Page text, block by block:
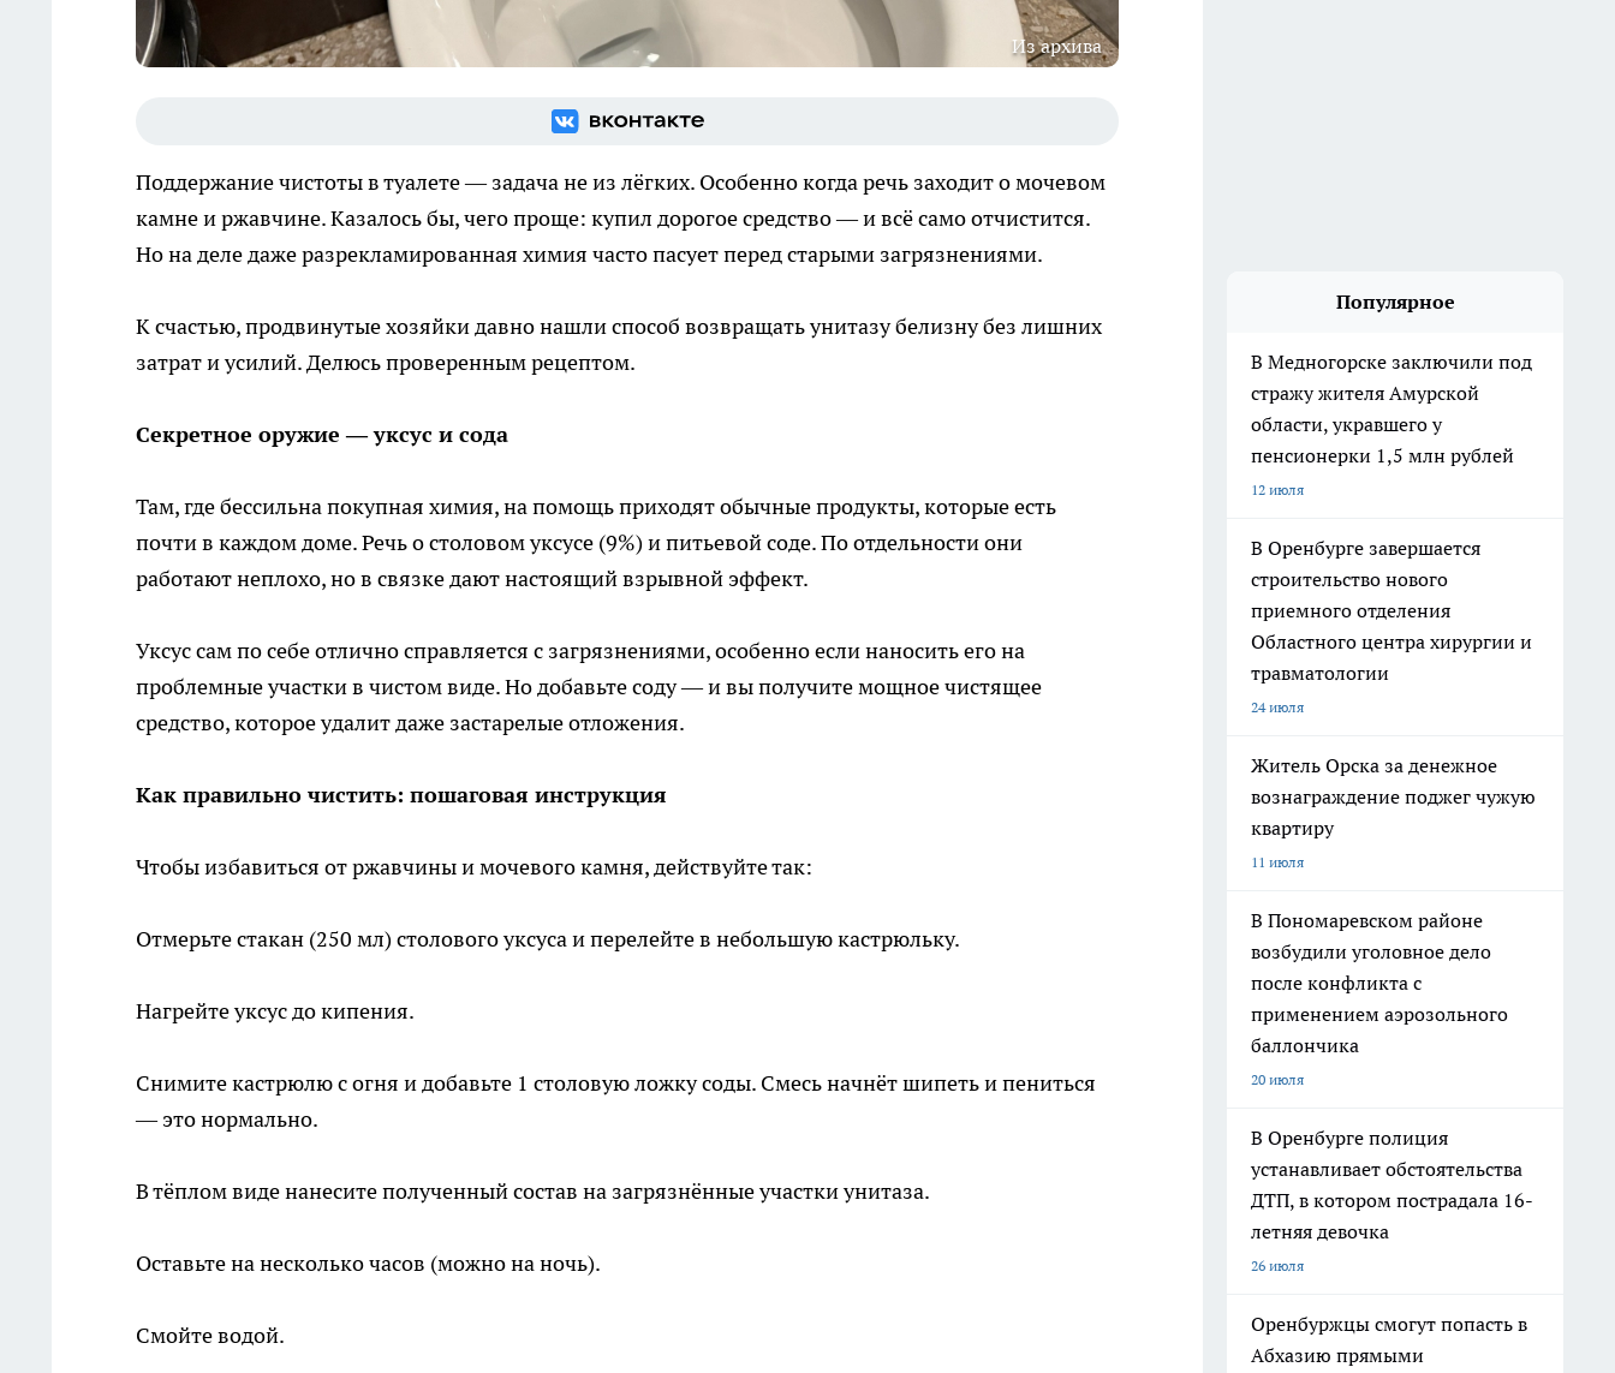
Из архива
Поддержание чистоты в туалете — задача не из лёгких. Особенно когда речь заходит о мочевом
камне и ржавчине. Казалось бы, чего проще: купил дорогое средство — и всё само отчистится.
Но на деле даже разрекламированная химия часто пасует перед старыми загрязнениями.
К счастью, продвинутые хозяйки давно нашли способ возвращать унитазу белизну без лишних
затрат и усилий. Делюсь проверенным рецептом.
Секретное оружие — уксус и сода
Там, где бессильна покупная химия, на помощь приходят обычные продукты, которые есть
почти в каждом доме. Речь о столовом уксусе (9%) и питьевой соде. По отдельности они
работают неплохо, но в связке дают настоящий взрывной эффект.
Уксус сам по себе отлично справляется с загрязнениями, особенно если наносить его на
проблемные участки в чистом виде. Но добавьте соду — и вы получите мощное чистящее
средство, которое удалит даже застарелые отложения.
Как правильно чистить: пошаговая инструкция
Чтобы избавиться от ржавчины и мочевого камня, действуйте так:
Отмерьте стакан (250 мл) столового уксуса и перелейте в небольшую кастрюльку.
Нагрейте уксус до кипения.
Снимите кастрюлю с огня и добавьте 1 столовую ложку соды. Смесь начнёт шипеть и пениться
— это нормально.
В тёплом виде нанесите полученный состав на загрязнённые участки унитаза.
Оставьте на несколько часов (можно на ночь).
Смойте водой.
Популярное
В Медногорске заключили под
стражу жителя Амурской
области, укравшего у
пенсионерки 1,5 млн рублей
12 июля
В Оренбурге завершается
строительство нового
приемного отделения
Областного центра хирургии и
травматологии
24 июля
Житель Орска за денежное
вознаграждение поджег чужую
квартиру
11 июля
В Пономаревском районе
возбудили уголовное дело
после конфликта с
применением аэрозольного
баллончика
20 июля
В Оренбурге полиция
устанавливает обстоятельства
ДТП, в котором пострадала 16-
летняя девочка
26 июля
Оренбуржцы смогут попасть в
Абхазию прямыми